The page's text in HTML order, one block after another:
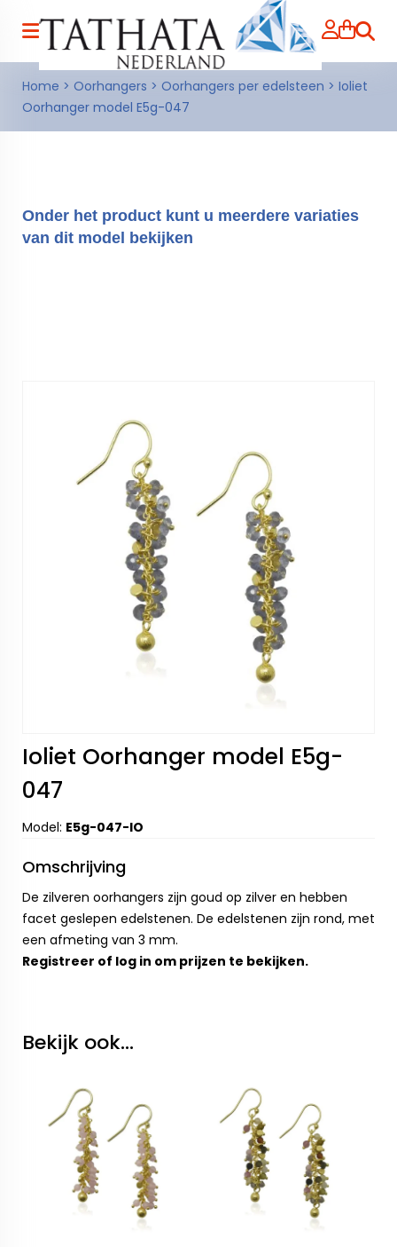
Home > Oorhangers > Oorhangers per edelsteen > Ioliet
Oorhanger model E5g-047
Onder het product kunt u meerdere variaties
van dit model bekijken
Ioliet Oorhanger model E5g-
047
Model: E5g-047-IO
Omschrijving
De zilveren oorhangers zijn goud op zilver en hebben
facet geslepen edelstenen. De edelstenen zijn rond, met
een afmeting van 3 mm.
Registreer of log in om prijzen te bekijken.
Bekijk ook...